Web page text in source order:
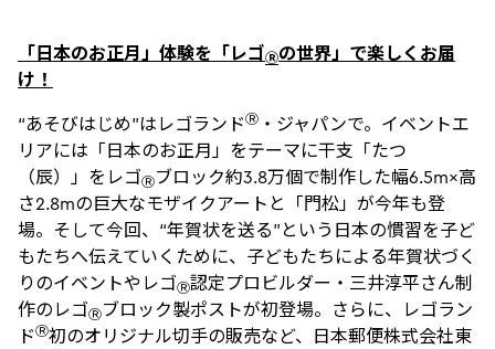
「日本のお正月」体験を「レゴⓇの世界」で楽しくお届
け！
“あそびはじめ”はレゴランドⓇ ・ジャパンで。イベントエ
リアには「日本のお正月」をテーマに干支「たつ
（辰）」をレゴⓇブロック約3.8万個で制作した幅6.5m×高
さ2.8mの巨大なモザイクアートと「門松」が今年も登
場。そして今回、“年賀状を送る”という日本の慣習を子ど
もたちへ伝えていくために、子どもたちによる年賀状づく
りのイベントやレゴⓇ認定プロビルダー・三井淳平さん制
作のレゴⓇブロック製ポストが初登場。さらに、レゴラン
ドⓇ初のオリジナル切手の販売など、日本郵便株式会社東